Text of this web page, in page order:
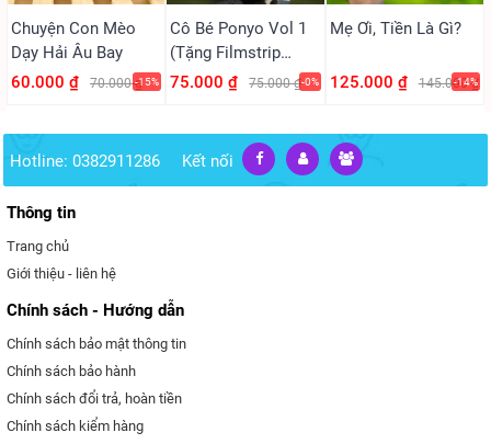
Chuyện Con Mèo
Dạy Hải Âu Bay
60.000 ₫
70.000 ₫-15%
Cô Bé Ponyo Vol 1
(Tặng Filmstrip
PVC)
75.000 ₫ 75.000 ₫-0%
Mẹ Ơi, Tiền Là Gì?
125.000 ₫ 145.000 ₫
-14%
Hotline: 0382911286 Kết nối
Thông tin
Trang chủ
Giới thiệu - liên hệ
Chính sách - Hướng dẫn
Chính sách bảo mật thông tin
Chính sách bảo hành
Chính sách đổi trả, hoàn tiền
Chính sách kiểm hàng